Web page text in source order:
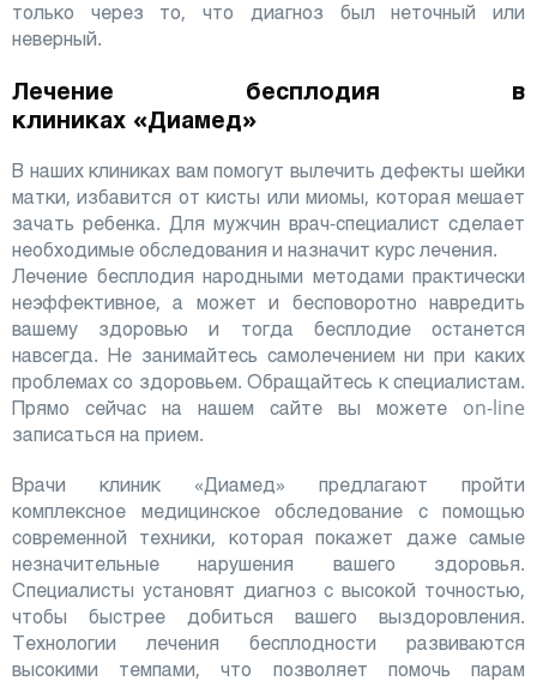
только через то, что диагноз был неточный или
неверный.
Лечение бесплодия в
клиниках «Диамед»
В наших клиниках вам помогут вылечить дефекты шейки
матки, избавится от кисты или миомы, которая мешает
зачать ребенка. Для мужчин врач-специалист сделает
необходимые обследования и назначит курс лечения.
Лечение бесплодия народными методами практически
неэффективное, а может и бесповоротно навредить
вашему здоровью и тогда бесплодие останется
навсегда. Не занимайтесь самолечением ни при каких
проблемах со здоровьем. Обращайтесь к специалистам.
Прямо сейчас на нашем сайте вы можете on-line
записаться на прием.
Врачи клиник «Диамед» предлагают пройти
комплексное медицинское обследование с помощью
современной техники, которая покажет даже самые
незначительные нарушения вашего здоровья.
Специалисты установят диагноз с высокой точностью,
чтобы быстрее добиться вашего выздоровления.
Технологии лечения бесплодности развиваются
высокими темпами, что позволяет помочь парам